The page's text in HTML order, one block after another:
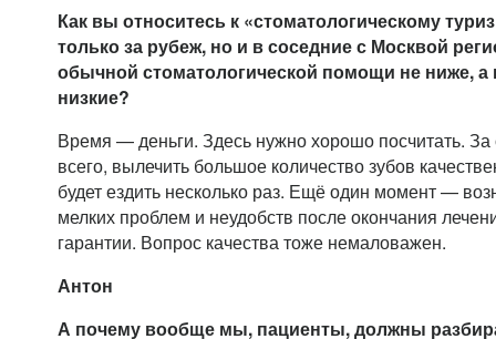
Как вы относитесь к «стоматологическому
только за рубеж, но и в соседние с Москвой
обычной стоматологической помощи не ниже,
низкие?
Время — деньги. Здесь нужно хорошо посчитать.
всего, вылечить большое количество зубов
будет ездить несколько раз. Ещё один момент —
мелких проблем и неудобств после окончания
гарантии. Вопрос качества тоже немаловажен.
Антон
А почему вообще мы, пациенты, должны